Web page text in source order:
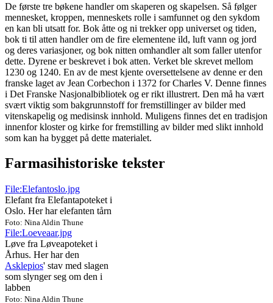
De første tre bøkene handler om skaperen og skapelsen. Så følger
mennesket, kroppen, menneskets rolle i samfunnet og den sykdom
en kan bli utsatt for. Bok åtte og ni trekker opp universet og tiden,
bok ti til atten handler om de fire elementene ild, luft vann og jord
og deres variasjoner, og bok nitten omhandler alt som faller utenfor
dette. Dyrene er beskrevet i bok atten. Verket ble skrevet mellom
1230 og 1240. En av de mest kjente oversettelsene av denne er den
franske laget av Jean Corbechon i 1372 for Charles V. Denne finnes
i Det Franske Nasjonalbibliotek og er rikt illustrert. Den må ha vært
svært viktig som bakgrunnstoff for fremstillinger av bilder med
vitenskapelig og medisinsk innhold. Muligens finnes det en tradisjon
innenfor kloster og kirke for fremstilling av bilder med slikt innhold
som kan ha bygget på dette materialet.
Farmasihistoriske tekster
File:Elefantoslo.jpg
Elefant fra Elefantapoteket i
Oslo. Her har elefanten tårn
Foto: Nina Aldin Thune
File:Loeveaar.jpg
Løve fra Løveapoteket i
Århus. Her har den
Asklepios' stav med slagen
som slynger seg om den i
labben
Foto: Nina Aldin Thune